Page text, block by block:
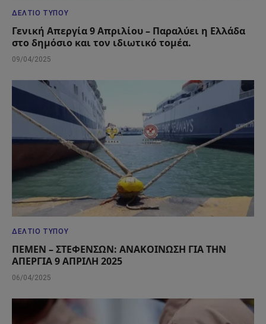
ΔΕΛΤΊΟ ΤΎΠΟΥ
Γενική Απεργία 9 Απριλίου – Παραλύει η Ελλάδα
στο δημόσιο και τον ιδιωτικό τομέα.
09/04/2025
ΔΕΛΤΊΟ ΤΎΠΟΥ
ΠΕΜΕΝ – ΣΤΕΦΕΝΣΩΝ: ΑΝΑΚΟΙΝΩΣΗ ΓΙΑ ΤΗΝ
ΑΠΕΡΓΙΑ 9 ΑΠΡΙΛΗ 2025
06/04/2025